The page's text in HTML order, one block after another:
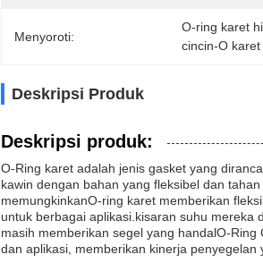
Menyoroti:
O-ring karet
cincin-O
Deskripsi Produk
Deskripsi produk:
O-Ring karet adalah jenis gasket yang
kawin dengan bahan yang fleksibel dan
memungkinkanO-ring karet memberikan
untuk berbagai aplikasi.kisaran suhu mereka
masih memberikan segel yang handalO-
dan aplikasi, memberikan kinerja penyegelan